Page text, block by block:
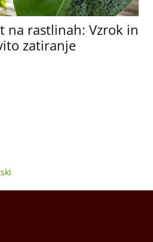
na rastlinah: Vzrok in
zatiranje